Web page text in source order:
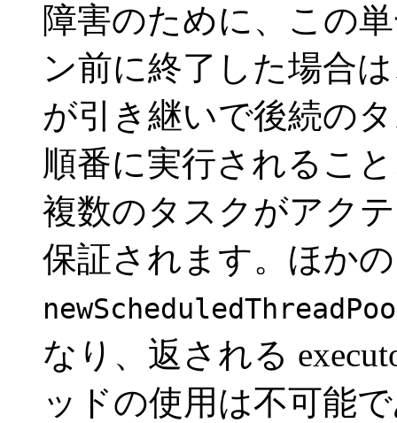
障害のために、この
ン前に終了した場合
が引き継いで後続の
順番に実行されるこ
複数のタスクがアク
保証されます。ほか
なり、返される
ッドの使用は不可能